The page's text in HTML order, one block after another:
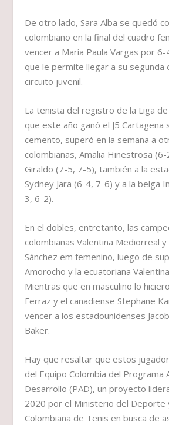
De otro lado, Sara Alba se quedó
colombiano en la final del cuadro
vencer a María Paula Vargas por
que le permite llegar a su segunda
circuito juvenil.
La tenista del registro de la Liga de
que este año ganó el J5 Cartagena
cemento, superó en la semana a
colombianas, Amalia Hinestrosa
Giraldo (7-5, 7-5), también a la
Sydney Jara (6-4, 7-6) y a la belga
3, 6-2).
En el dobles, entretanto, las
colombianas Valentina Mediorreal y
Sánchez em femenino, luego de
Amorocho y la ecuatoriana
Mientras que en masculino lo
Ferraz y el canadiense Stephane
vencer a los estadounidenses
Baker.
Hay que resaltar que estos
del Equipo Colombia del Programa
Desarrollo (PAD), un proyecto
2020 por el Ministerio del Deporte
Colombiana de Tenis en busca de